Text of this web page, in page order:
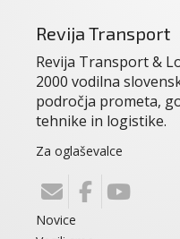
Revija Transport
Revija Transport &
2000 vodilna
področja prometa,
tehnike in logistike.
Za oglaševalce
Novice